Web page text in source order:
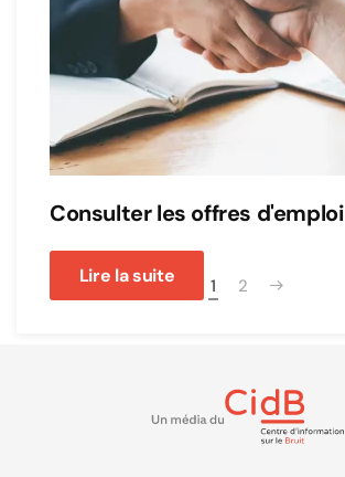
Consulter les offres d'emploi
Lire la suite 1 2